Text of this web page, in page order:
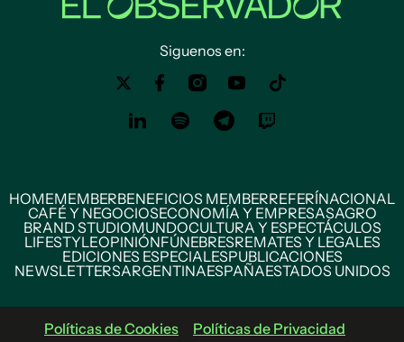
Siguenos en:
HOMEMEMBERBENEFICIOS MEMBERREFERÍNACIONAL
CAFÉ Y NEGOCIOSECONOMÍA Y EMPRESASAGRO
BRAND STUDIOMUNDOCULTURA Y ESPECTÁCULOS
LIFESTYLEOPINIÓNFÚNEBRESREMATES Y LEGALES
EDICIONES ESPECIALESPUBLICACIONES
NEWSLETTERSARGENTINAESPAÑAESTADOS UNIDOS
Políticas de Cookies Políticas de Privacidad